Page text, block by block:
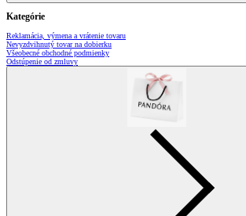
Kategórie
Reklamácia, výmena a vrátenie tovaru
Nevyzdvihnutý tovar na dobierku
Všeobecné obchodné podmienky
Odstúpenie od zmluvy